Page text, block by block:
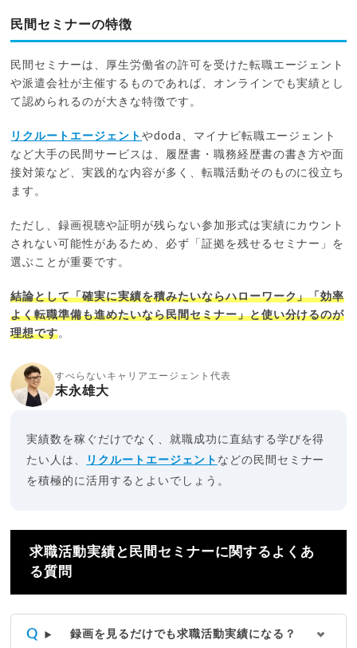
民間セミナーの特徴
民間セミナーは、厚生労働省の許可を受けた転職エージェント
や派遣会社が主催するものであれば、オンラインでも実績とし
て認められるのが大きな特徴です。
リクルートエージェント やdoda、マイナビ転職エージェント
など大手の民間サービスは、履歴書・職務経歴書の書き方や面
接対策など、実践的な内容が多く、転職活動そのものに役立ち
ます。
ただし、録画視聴や証明が残らない参加形式は実績にカウント
されない可能性があるため、必ず「証拠を残せるセミナー」を
選ぶことが重要です。
結論として「確実に実績を積みたいならハローワーク」「効率
よく転職準備も進めたいなら民間セミナー」と使い分けるのが
理想です。
すべらないキャリアエージェント代表
末永雄大
実績数を稼ぐだけでなく、就職成功に直結する学びを得
たい人は、
リクルートエージェント などの民間セミナー
を積極的に活用するとよいでしょう。
求職活動実績と民間セミナーに関するよくあ
る質問
録画を見るだけでも求職活動実績になる？